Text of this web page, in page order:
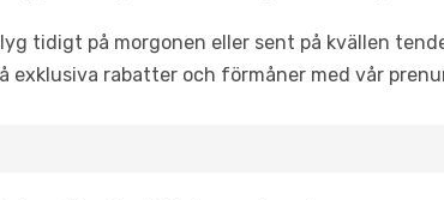
tidigt på morgonen eller sent på kvällen
exklusiva rabatter och förmåner med vår